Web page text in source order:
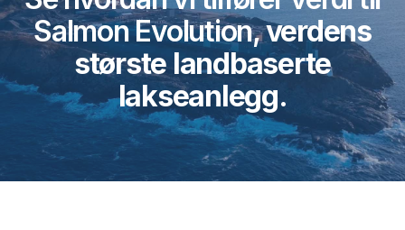
Salmon Evolution,verdens
største landbaserte
lakseanlegg.